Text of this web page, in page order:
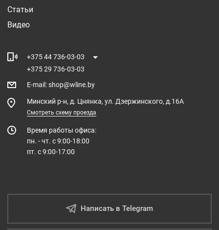
Статьи
Видео
+375 44 736-03-03
+375 29 736-03-03
E-mail :shop@wline.by
Минский р-н, д. Цнянка, ул. Дзержинского, д.16А
Смотреть схему проезда
Время работы офиса:
пн. - чт. с 9:00-18:00
пт. с 9:00-17:00
Написать в Telegram